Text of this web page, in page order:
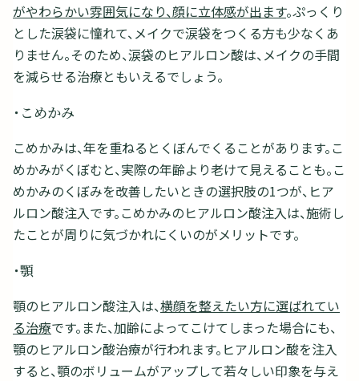
がやわらかい雰囲気になり、顔に立体感が出ます。ぷっくり
とした涙袋に憧れて、メイクで涙袋をつくる方も少なくあ
りません。そのため、涙袋のヒアルロン酸は、メイクの手間
を減らせる治療ともいえるでしょう。
・こめかみ
こめかみは、年を重ねるとくぼんでくることがあります。こ
めかみがくぼむと、実際の年齢より老けて見えることも。こ
めかみのくぼみを改善したいときの選択肢の1つが、ヒア
ルロン酸注入です。こめかみのヒアルロン酸注入は、施術し
たことが周りに気づかれにくいのがメリットです。
・顎
顎のヒアルロン酸注入は、横顔を整えたい方に選ばれてい
る治療です。また、加齢によってこけてしまった場合にも、
顎のヒアルロン酸治療が行われます。ヒアルロン酸を注入
すると、顎のボリュームがアップして若々しい印象を与え